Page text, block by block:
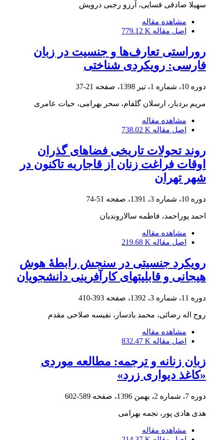
سهیلا صادقی فسایی، آرزو رجبی درویش
مشاهده مقاله
اصل مقاله 779.12 K
روراستی تعارف‌ها و جنسیت در زبان
فارسی: رویکردی شناختی
دوره 10، شماره 1، تیر 1398، صفحه 21-37
مریم بردبار، ارسلان گلفام، سحر بهرامی، حیات عامری
مشاهده مقاله
اصل مقاله 738.02 K
روند تحولات تاریخی فضاهای گذران
اوقات فراغت زنان از قاجاریه تاکنون در
شهر تهران
دوره 10، شماره 3، 1391، صفحه 51-74
احمد پوراحمد، فاطمه سالاروندیان
مشاهده مقاله
اصل مقاله 219.68 K
رویکرد جنسیتی در سنجش رابطۀ هوش
هیجانی و قابلیت‏های کارآفرینی دانشجویان
دوره 11، شماره 3، 1392، صفحه 393-410
روح اله رضائی، محمد بادسار، نفیسه صلاحی مقدم
مشاهده مقاله
اصل مقاله 832.47 K
زبان زنانه و ترجمه: مطالعه موردی
«کاغذ دیواری زرد»
دوره 7، شماره 2، بهمن 1396، صفحه 589-602
هدی هادی پور، نجمه بهرامی
مشاهده مقاله